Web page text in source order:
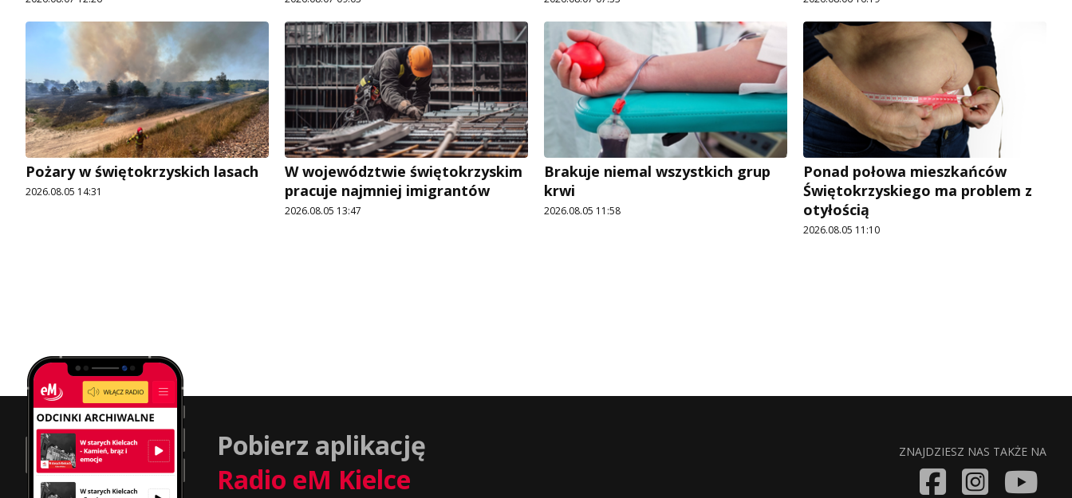
Pożary w świętokrzyskich lasach
2026.08.05 14:31
W województwie świętokrzyskim
pracuje najmniej imigrantów
2026.08.05 13:47
Brakuje niemal wszystkich grup
krwi
2026.08.05 11:58
Ponad połowa mieszkańców
Świętokrzyskiego ma problem z
otyłością
2026.08.05 11:10
Pobierz aplikację
Radio eM Kielce
ZNAJDZIESZ NAS TAKŻE NA